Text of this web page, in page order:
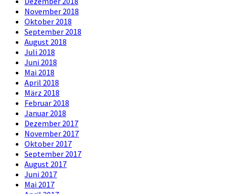
November 2018
Oktober 2018
September 2018
August 2018
Juli 2018
Juni 2018
Mai 2018
April 2018
März 2018
Februar 2018
Januar 2018
Dezember 2017
November 2017
Oktober 2017
September 2017
August 2017
Juni 2017
Mai 2017